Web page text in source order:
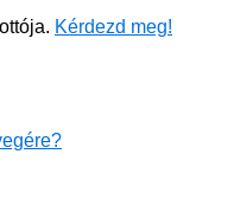
Kérdezd meg!